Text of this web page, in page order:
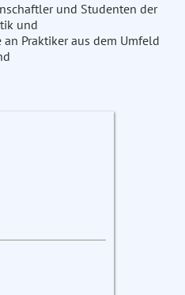
und Studenten der
und
Praktiker aus dem Umfeld